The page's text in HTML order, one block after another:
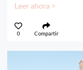
Leer ahora >
0 Compartir